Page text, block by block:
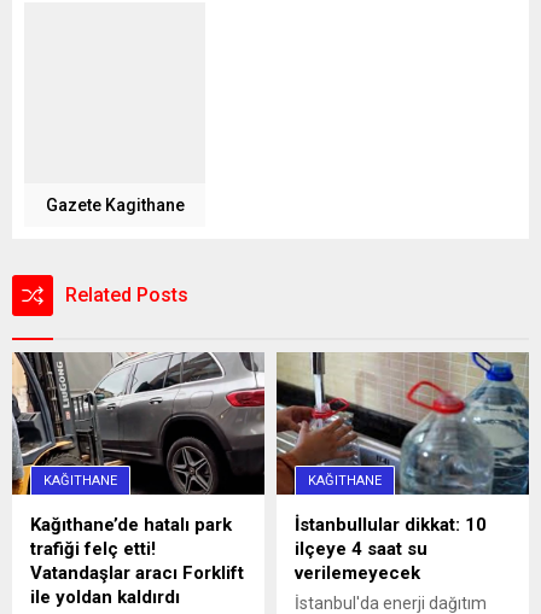
Gazete Kagithane
Related Posts
KAĞITHANE
Kağıthane’de hatalı park
trafiği felç etti!
Vatandaşlar aracı Forklift
ile yoldan kaldırdı
KAĞITHANE
İstanbullular dikkat: 10
ilçeye 4 saat su
verilemeyecek
İstanbul'da enerji dağıtım